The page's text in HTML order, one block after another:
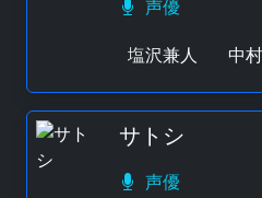
声優
塩沢兼人
中
サトシ
声優